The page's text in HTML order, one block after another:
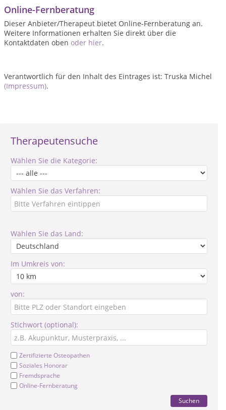
Therapeutensuche
Wählen Sie die Kategorie:
Wählen Sie das Verfahren:
Wählen Sie das Land:
Im Umkreis von:
von:
Stichwort (optional):
Zertifizierte Osteopathen
Soziales Honorar
Fremdsprache
Online-Fernberatung
Suchen
Online-Fernberatung
Dieser Anbieter/Therapeut bietet Online-Fernberatung an.
Weitere Informationen erhalten Sie direkt über die
Kontaktdaten oben oder hier.
Verantwortlich für den Inhalt des Eintrages ist: Truska Michel
(Impressum).